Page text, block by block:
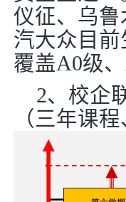
仪征、乌
汽大众目
覆盖A0级
2、校企
（三年课